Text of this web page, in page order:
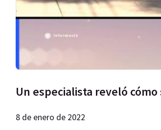
Un especialista reveló
8 de enero de 2022